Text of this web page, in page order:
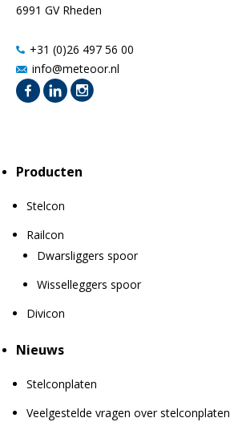
6991 GV Rheden
+31 (0)26 497 56 00
info@meteoor.nl
Producten
Stelcon
Railcon
Dwarsliggers spoor
Wisselleggers spoor
Divicon
Nieuws
Stelconplaten
Veelgestelde vragen over stelconplaten